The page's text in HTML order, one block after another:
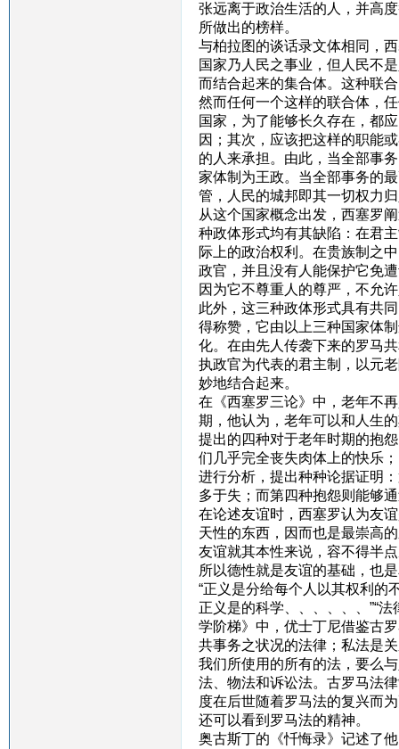
张远离于政治生活的人，并高
所做出的榜样。
与柏拉图的谈话录文体相同，
国家乃人民之事业，但人民不
而结合起来的集合体。这种联
然而任何一个这样的联合体，
国家，为了能够长久存在，都
因；其次，应该把这样的职能
的人来承担。由此，当全部事
家体制为王政。当全部事务的
管，人民的城邦即其一切权力
从这个国家概念出发，西塞罗
种政体形式均有其缺陷：在君
际上的政治权利。在贵族制之
政官，并且没有人能保护它免
因为它不尊重人的尊严，不允
此外，这三种政体形式具有共
得称赞，它由以上三种国家体
化。在由先人传袭下来的罗马
执政官为代表的君主制，以元
妙地结合起来。
在《西塞罗三论》中，老年不
期，他认为，老年可以和人生
提出的四种对于老年时期的抱
们几乎完全丧失肉体上的快乐
进行分析，提出种种论据证明
多于失；而第四种抱怨则能够
在论述友谊时，西塞罗认为友
天性的东西，因而也是最崇高
友谊就其本性来说，容不得半
所以德性就是友谊的基础，也
“正义是分给每个人以其权利的
正义是的科学、、、、、、”“
学阶梯》中，优士丁尼借鉴古
共事务之状况的法律；私法是
我们所使用的所有的法，要么
法、物法和诉讼法。古罗马法
度在后世随着罗马法的复兴而
还可以看到罗马法的精神。
奥古斯丁的《忏悔录》记述了